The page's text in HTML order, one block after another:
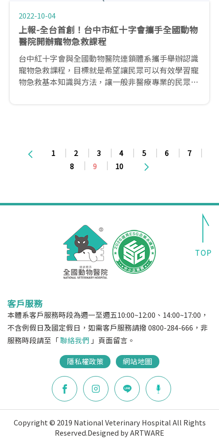
2022-10-04
上報-全台首創！台中市紅十字會攜手全國動物
醫院開辦寵物急救課程
台中紅十字會與全國動物醫院連鎖體系攜手舉辦認識
寵物急救課程，目標就是希望讓民眾可以有效學習寵
物急救基本知識與方法，讓一般非醫療專業的民眾也
1 2 3 4 5 6
7
8
9 10
客戶服務
本體系客戶服務時段為週一至週五10:00~12:00、14:00~17:00，
不含例假日及國定假日，如需客戶服務請撥 0800-284-666，非
服務時段請至「聯絡我們 」頁面留言。
隱私權政策 網站地圖
Copyright © 2019 National Veterinary Hospital All Rights
Reserved.Designed by ARTWARE